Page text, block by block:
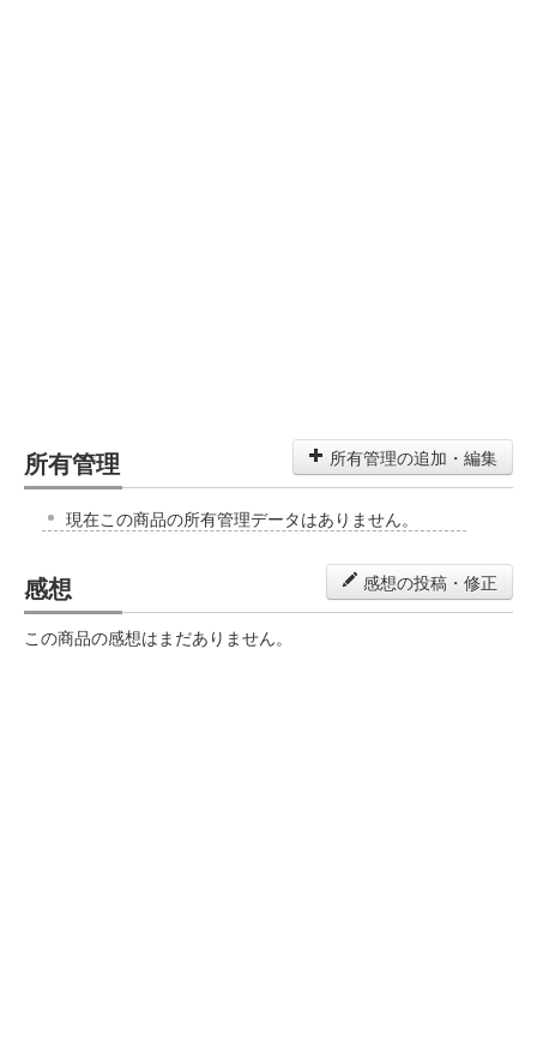
所有管理 所有管理の追加・編集
現在この商品の所有管理データはありません。
感想 感想の投稿・修正
この商品の感想はまだありません。